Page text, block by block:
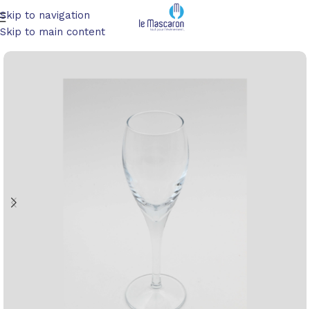
Skip to navigation
Skip to main content
Accueil/Art de la table Verres